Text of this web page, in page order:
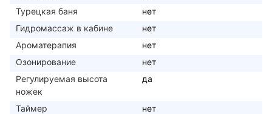
Турецкая баня
нет
Гидромассаж в кабине
нет
Ароматерапия
нет
Озонирование
нет
Регулируемая высота
ножек
да
Таймер
нет